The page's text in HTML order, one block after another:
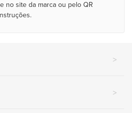
no site da marca ou pelo QR
>
>